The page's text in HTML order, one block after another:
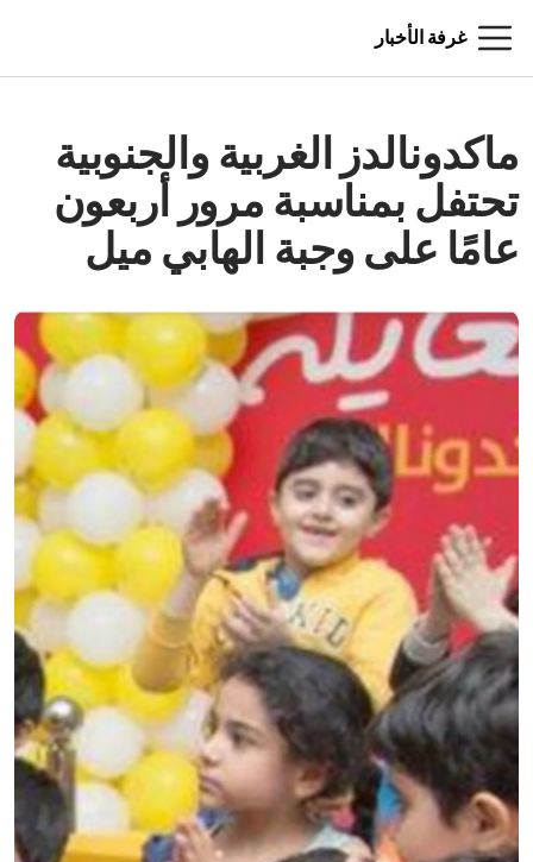
غرفة الأخبار
ماكدونالدز الغربية والجنوبية
تحتفل بمناسبة مرور أربعون
عامًا على وجبة الهابي ميل